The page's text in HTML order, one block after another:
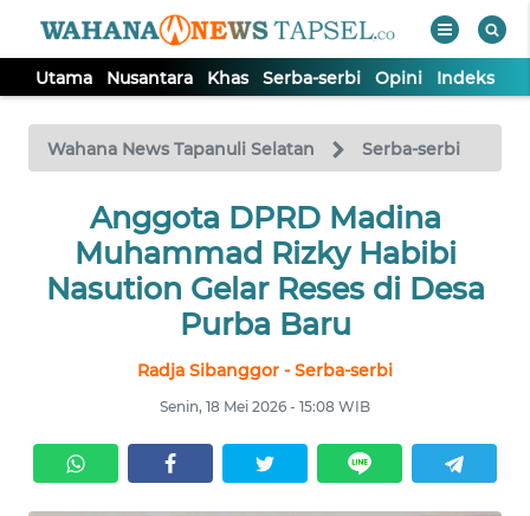
Utama Nusantara Khas Serba-serbi Opini Indeks
Wahana News Tapanuli Selatan Serba-serbi
Anggota DPRD Madina
Muhammad Rizky Habibi
Nasution Gelar Reses di Desa
Purba Baru
Radja Sibanggor - Serba-serbi
Senin, 18 Mei 2026 - 15:08 WIB
TV
Tutup
NUSANTARA
SERBI
OPINI